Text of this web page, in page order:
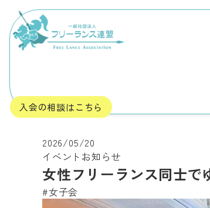
Skip to content
入会の相談はこちら
2026/05/20
イベントお知らせ
女性フリーランス同士
#女子会